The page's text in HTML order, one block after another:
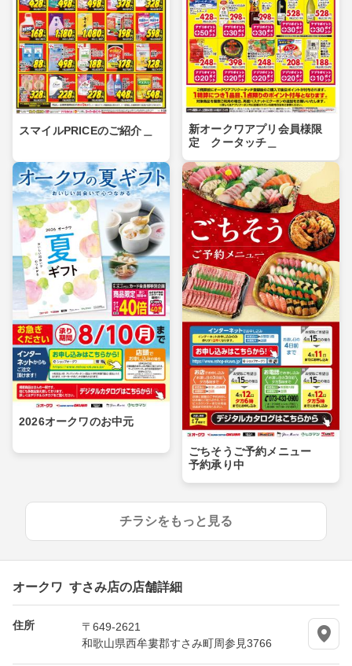
スマイルPRICEのご紹介＿
新オークワアプリ会員様限
定 クータッチ＿
2026オークワのお中元
ごちそうご予約メニュー
予約承り中
チラシをもっと見る
オークワ すさみ店の店舗詳細
住所
〒649-2621
和歌山県西牟婁郡すさみ町周参見3766